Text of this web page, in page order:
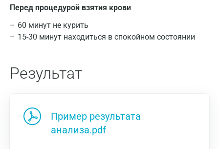
Перед процедурой взятия крови
60 минут не курить
15-30 минут находиться в спокойном состоянии
Результат
Пример результата
анализа.pdf